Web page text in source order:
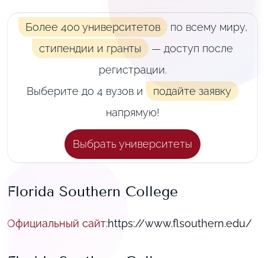
Более 400 университетов по всему миру,
стипендии и гранты
— доступ после
регистрации.
Выберите до 4 вузов и
подайте заявку
напрямую!
Выбрать университеты
Florida Southern College
Официальный сайт:https://www.flsouthern.edu/